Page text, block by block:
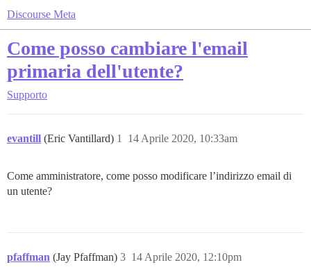
Discourse Meta
Come posso cambiare l'email
primaria dell'utente?
Supporto
evantill (Eric Vantillard) 14 Aprile 2020, 10:33am
1
Come amministratore, come posso modificare l’indirizzo email di
un utente?
pfaffman (Jay Pfaffman) 14 Aprile 2020, 12:10pm
3